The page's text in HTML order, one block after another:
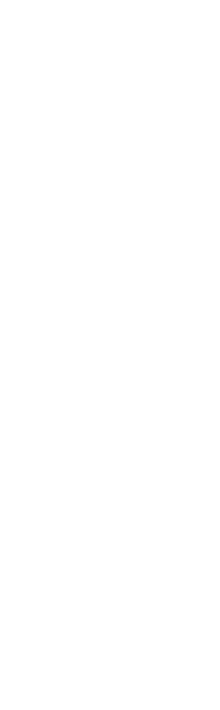
1. avgust 2026.
. . ponedeljak, 3.